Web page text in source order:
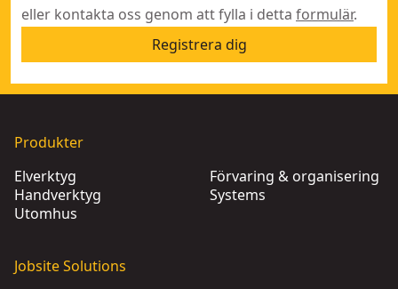
eller kontakta oss genom att fylla i detta formulär.
Registrera dig
Produkter
Elverktyg
Handverktyg
Utomhus
Förvaring & organisering
Systems
Jobsite Solutions